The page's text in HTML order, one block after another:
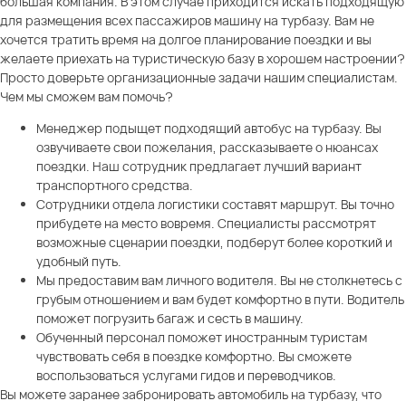
для размещения всех пассажиров машину на турбазу. Вам не
хочется тратить время на долгое планирование поездки и вы
желаете приехать на туристическую базу в хорошем настроении?
Просто доверьте организационные задачи нашим специалистам.
Чем мы сможем вам помочь?
Менеджер подыщет подходящий автобус на турбазу. Вы
озвучиваете свои пожелания, рассказываете о нюансах
поездки. Наш сотрудник предлагает лучший вариант
транспортного средства.
Сотрудники отдела логистики составят маршрут. Вы точно
прибудете на место вовремя. Специалисты рассмотрят
возможные сценарии поездки, подберут более короткий и
удобный путь.
Мы предоставим вам личного водителя. Вы не столкнетесь с
грубым отношением и вам будет комфортно в пути. Водитель
поможет погрузить багаж и сесть в машину.
Обученный персонал поможет иностранным туристам
чувствовать себя в поездке комфортно. Вы сможете
воспользоваться услугами гидов и переводчиков.
Вы можете заранее забронировать автомобиль на турбазу, что